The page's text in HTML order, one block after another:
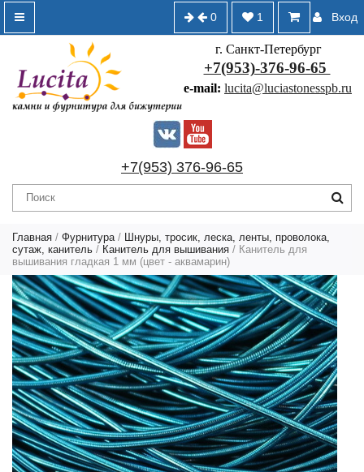
Вход
1
0
г. Санкт-Петербург
+7(953)-376-96-65
e-mail: lucita@luciastonesspb.ru
+7(953) 376-96-65
Главная / Фурнитура /
Шнуры, тросик, леска, ленты, проволока,
сутаж, канитель / Канитель для вышивания / Канитель для
вышивания гладкая 1 мм (цвет - аквамарин)